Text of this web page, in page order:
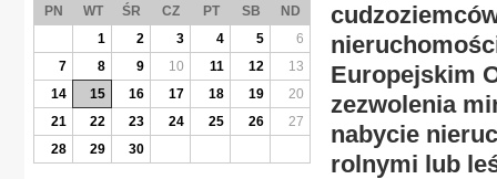
Europejskim
zezwolenia
nabycie
rolnymi lub
PN WT ŚR CZ PT SB
ND
1
2 3 4 5
6
7
8 9 10 11 12
13
14
15 16 17 18 19
20
21
22 23 24 25 26
27
28
29 30